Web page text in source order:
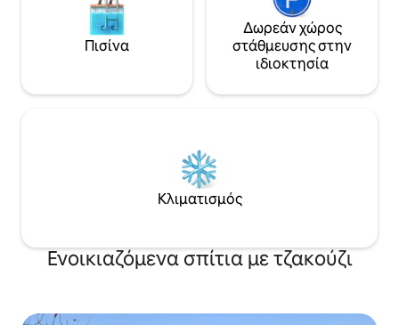
Πισίνα
Δωρεάν χώρος
στάθμευσης στην
ιδιοκτησία
Κλιματισμός
Ενοικιαζόμενα σπίτια με τζακούζι